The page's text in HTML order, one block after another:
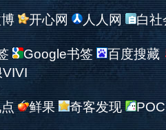
开心网 人人网 白社
Google书签
百度搜藏
鲜果 奇客发现